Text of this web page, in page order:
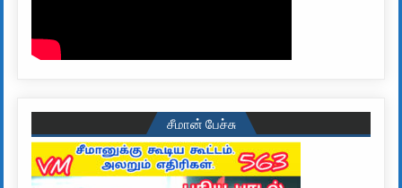
சீமான் பேச்சு